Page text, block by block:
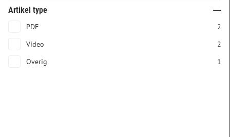
Artikel type
PDF
2
Video
2
Overig
1